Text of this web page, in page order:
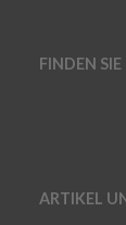
FINDEN
ARTIKEL